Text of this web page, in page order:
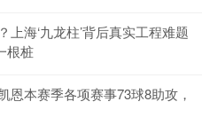
海‘九龙柱’背后真实工程难题
根桩
恩本赛季各项赛事73球8助攻，